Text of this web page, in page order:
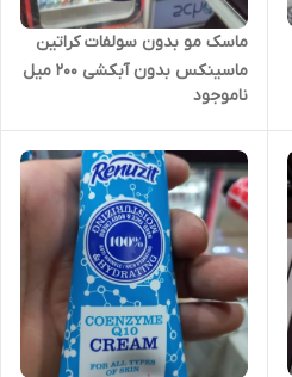
ماسک مو بدون سولفات کراتین
ماسینکس بدون آبکشی 200 میل
ناموجود